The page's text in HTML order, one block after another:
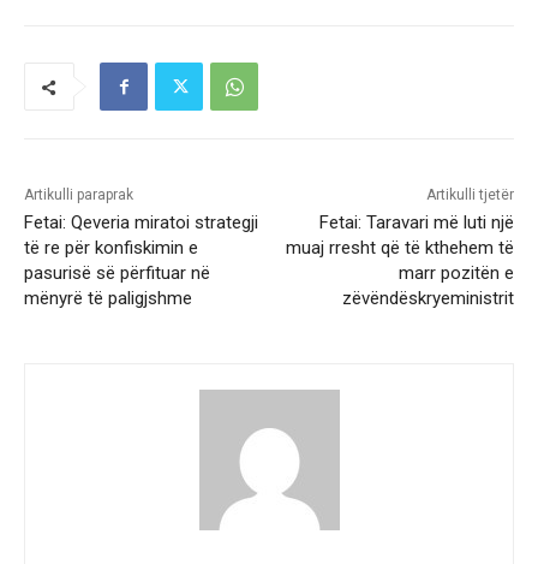
Artikulli paraprak
Fetai: Qeveria miratoi strategji
të re për konfiskimin e
pasurisë së përfituar në
mënyrë të paligjshme
Artikulli tjetër
Fetai: Taravari më luti një
muaj rresht që të kthehem të
marr pozitën e
zëvëndëskryeministrit